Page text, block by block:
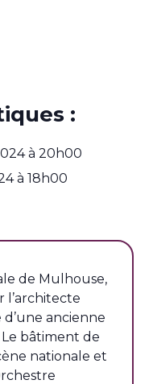
:
à 20h00
à 18h00
de Mulhouse,
l’architecte
d’une ancienne
bâtiment de
nationale et